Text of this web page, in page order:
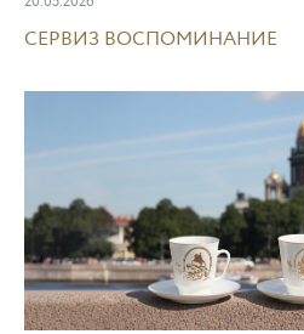
СЕРВИЗ ВОСПОМИНАНИЕ